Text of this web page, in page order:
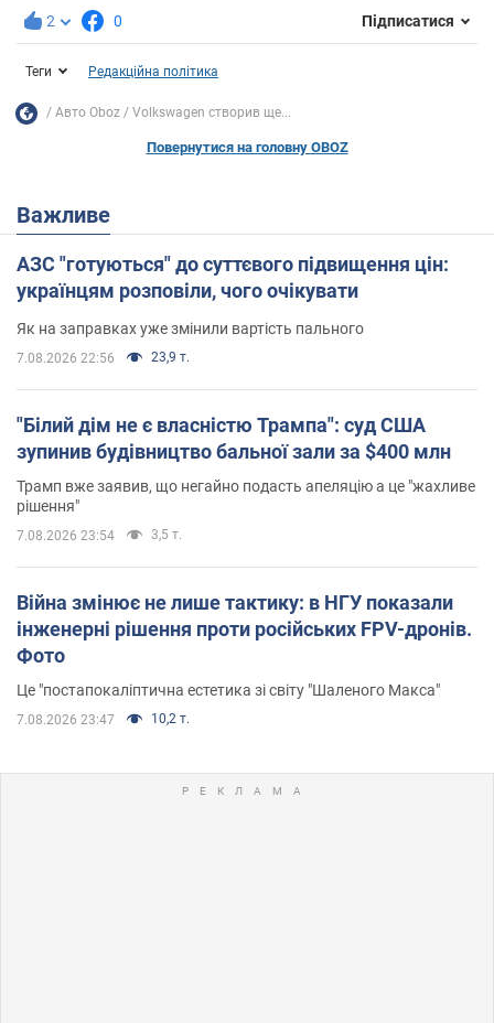
2 0 Підписатися
Теги Редакційна політика
Авто Oboz Volkswagen створив ще...
Повернутися на головну OBOZ
Важливе
АЗС "готуються" до суттєвого підвищення цін:
українцям розповіли, чого очікувати
Як на заправках уже змінили вартість пального
7.08.2026 22:56 23,9 т.
"Білий дім не є власністю Трампа": суд США
зупинив будівництво бальної зали за $400 млн
Трамп вже заявив, що негайно подасть апеляцію а це "жахливе
рішення"
7.08.2026 23:54 3,5 т.
Війна змінює не лише тактику: в НГУ показали
інженерні рішення проти російських FPV-дронів.
Фото
Це "постапокаліптична естетика зі світу "Шаленого Макса"
7.08.2026 23:47 10,2 т.